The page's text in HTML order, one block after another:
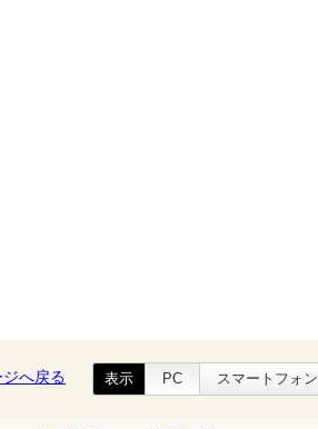
ジへ戻る 表示 PC スマートフォン